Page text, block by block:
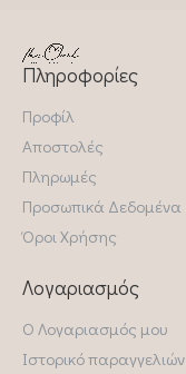
Πληροφορίες
Προφίλ
Αποστολές
Πληρωμές
Προσωπικά Δεδομένα
Όροι Χρήσης
Λογαριασμός
Ο Λογαριασμός μου
Ιστορικό παραγγελιών